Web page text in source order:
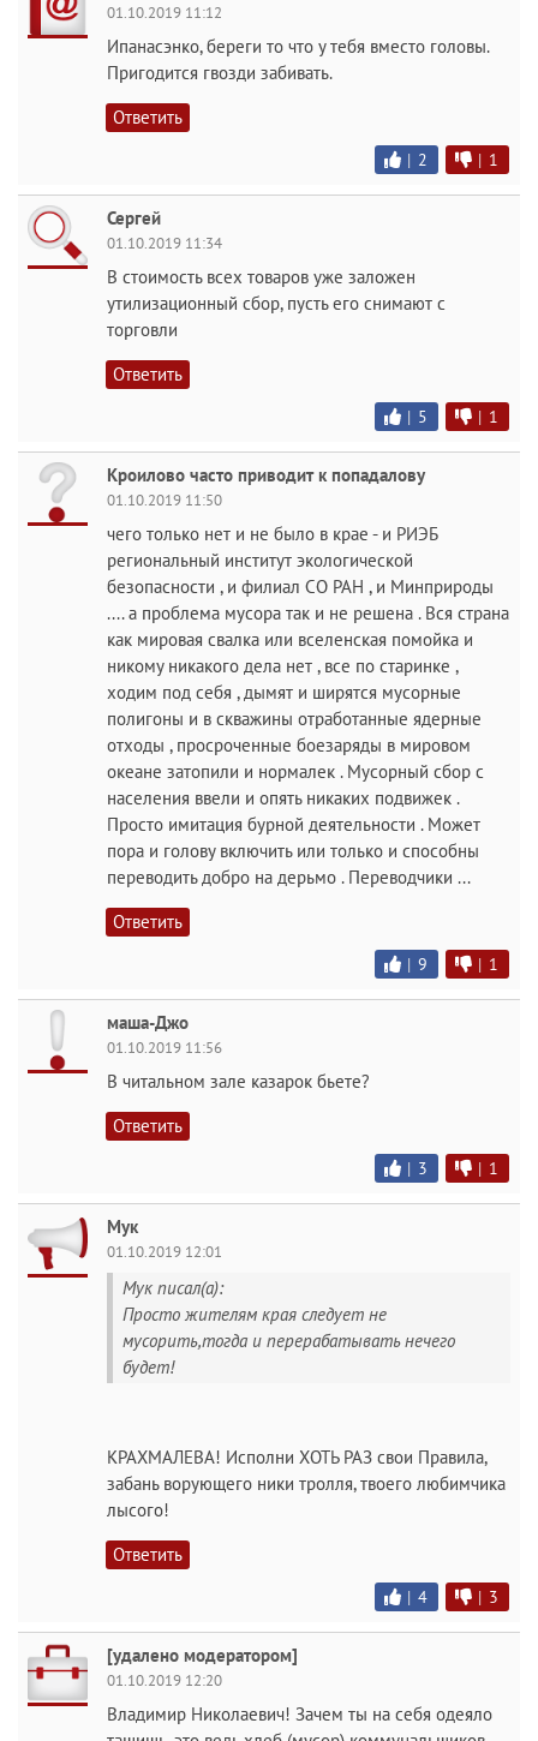
01.10.2019 11:12
Ипанасэнко, береги то что у тебя вместо головы.
Пригодится гвозди забивать.
Ответить
| 2 | 1
Сергей
01.10.2019 11:34
В стоимость всех товаров уже заложен
утилизационный сбор, пусть его снимают с
торговли
Ответить
| 5 | 1
Кроилово часто приводит к попадалову
01.10.2019 11:50
чего только нет и не было в крае - и РИЭБ
региональный институт экологической
безопасности , и филиал СО РАН , и Минприроды
.... а проблема мусора так и не решена . Вся страна
как мировая свалка или вселенская помойка и
никому никакого дела нет , все по старинке ,
ходим под себя , дымят и ширятся мусорные
полигоны и в скважины отработанные ядерные
отходы , просроченные боезаряды в мировом
океане затопили и нормалек . Мусорный сбор с
населения ввели и опять никаких подвижек .
Просто имитация бурной деятельности . Может
пора и голову включить или только и способны
переводить добро на дерьмо . Переводчики ...
Ответить
| 9 | 1
маша-Джо
01.10.2019 11:56
В читальном зале казарок бьете?
Ответить
| 3 | 1
Мук
01.10.2019 12:01
Мук писал(а):
Просто жителям края следует не
мусорить,тогда и перерабатывать нечего
будет!
КРАХМАЛЕВА! Исполни ХОТЬ РАЗ свои Правила,
забань ворующего ники тролля, твоего любимчика
лысого!
Ответить
| 4 | 3
[удалено модератором]
01.10.2019 12:20
Владимир Николаевич! Зачем ты на себя одеяло